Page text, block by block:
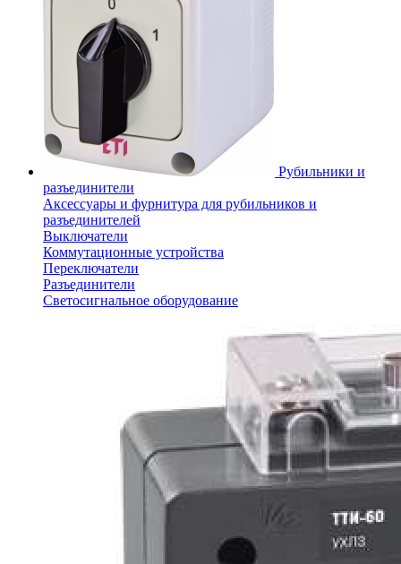
Рубильники и
разъединители
Аксессуары и фурнитура для рубильников и
разъединителей
Выключатели
Коммутационные устройства
Переключатели
Разъединители
Светосигнальное оборудование